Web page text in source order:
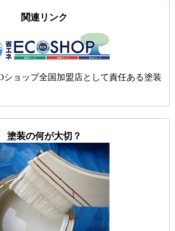
関連リンク
ショップ全国加盟店として責任ある塗装
塗装の何が大切？